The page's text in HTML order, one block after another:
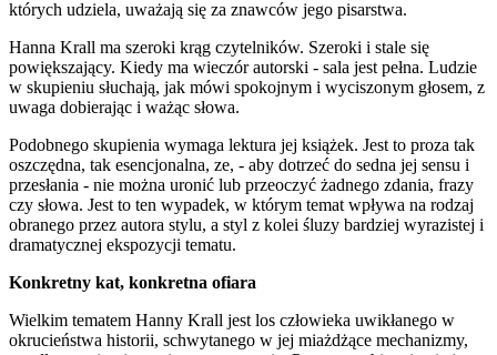
których udziela, uważają się za znawców jego pisarstwa.
Hanna Krall ma szeroki krąg czytelników. Szeroki i stale się
powiększający. Kiedy ma wieczór autorski - sala jest pełna. Ludzie
w skupieniu słuchają, jak mówi spokojnym i wyciszonym głosem, z
uwaga dobierając i ważąc słowa.
Podobnego skupienia wymaga lektura jej książek. Jest to proza tak
oszczędna, tak esencjonalna, ze, - aby dotrzeć do sedna jej sensu i
przesłania - nie można uronić lub przeoczyć żadnego zdania, frazy
czy słowa. Jest to ten wypadek, w którym temat wpływa na rodzaj
obranego przez autora stylu, a styl z kolei śluzy bardziej wyrazistej i
dramatycznej ekspozycji tematu.
Konkretny kat, konkretna ofiara
Wielkim tematem Hanny Krall jest los człowieka uwikłanego w
okrucieństwa historii, schwytanego w jej miażdżące mechanizmy,